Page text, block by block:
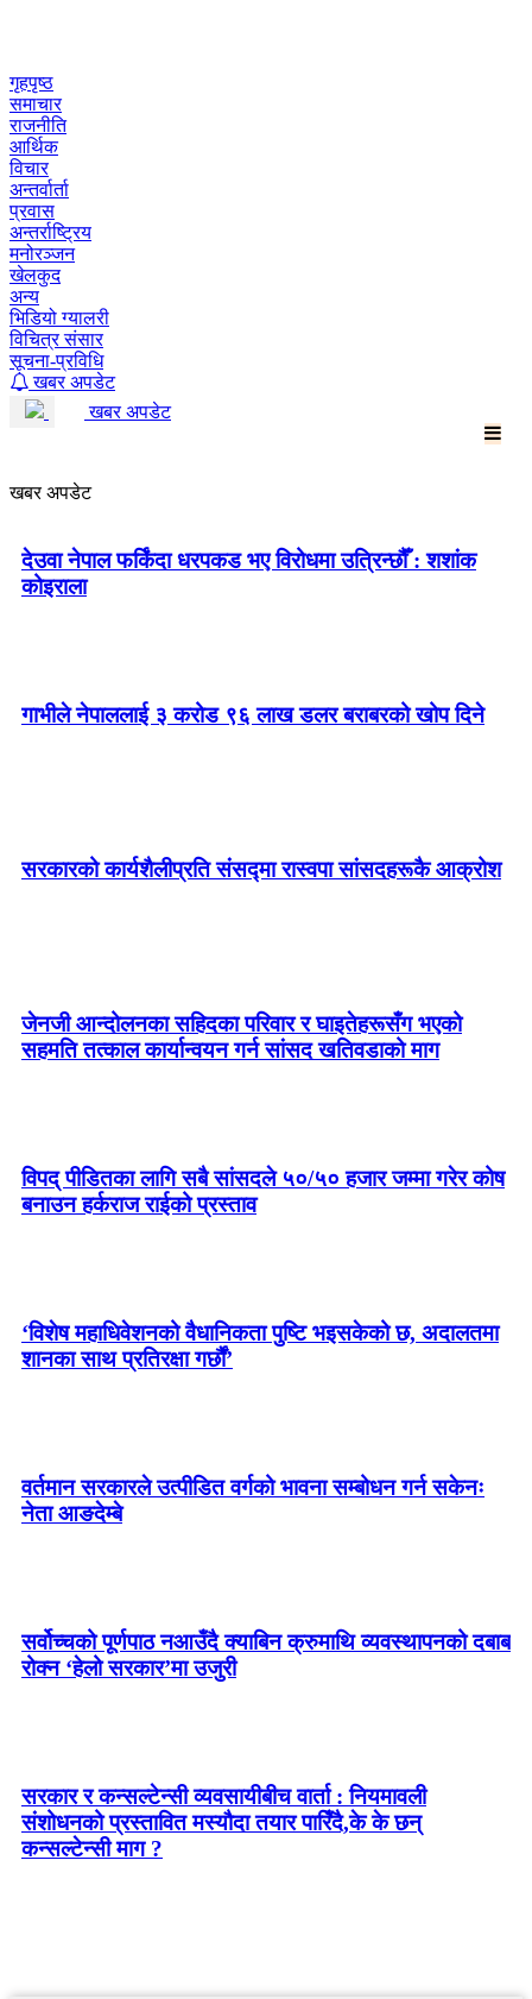
गृहपृष्ठ
समाचार
राजनीति
आर्थिक
विचार
अन्तर्वार्ता
प्रवास
अन्तर्राष्ट्रिय
मनोरञ्जन
खेलकुद
अन्य
भिडियो ग्यालरी
विचित्र संसार
सूचना-प्रविधि
खबर अपडेट
खबर अपडेट
खबर अपडेट
देउवा नेपाल फर्किंदा धरपकड भए विरोधमा उत्रिन्छौँ : शशांक
कोइराला
गाभीले नेपाललाई ३ करोड ९६ लाख डलर बराबरको खोप दिने
सरकारको कार्यशैलीप्रति संसद्‍मा रास्वपा सांसदहरूकै आक्रोश
जेनजी आन्दोलनका सहिदका परिवार र घाइतेहरूसँग भएको
सहमति तत्काल कार्यान्वयन गर्न सांसद खतिवडाको माग
विपद् पीडितका लागि सबै सांसदले ५०/५० हजार जम्मा गरेर कोष
बनाउन हर्कराज राईको प्रस्ताव
‘विशेष महाधिवेशनको वैधानिकता पुष्टि भइसकेको छ, अदालतमा
शानका साथ प्रतिरक्षा गर्छौं’
वर्तमान सरकारले उत्पीडित वर्गको भावना सम्बोधन गर्न सकेनः
नेता आङदेम्बे
सर्वोच्चको पूर्णपाठ नआउँदै क्याबिन क्रुमाथि व्यवस्थापनको दबाब
रोक्न ‘हेलो सरकार’मा उजुरी
सरकार र कन्सल्टेन्सी व्यवसायीबीच वार्ता : नियमावली
संशोधनको प्रस्तावित मस्यौदा तयार पारिँदै,के के छन्
कन्सल्टेन्सी माग ?